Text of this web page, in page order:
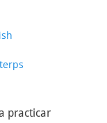
practicar